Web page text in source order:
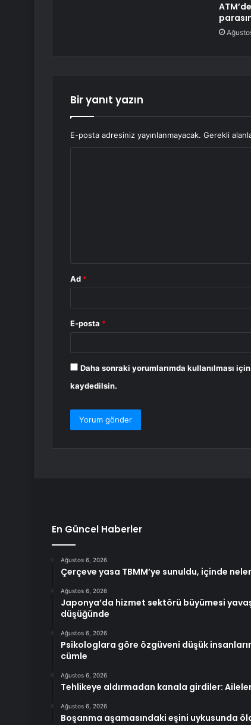
Bir yanıt yazın
E-posta adresiniz yayınlanmayacak. Gerekli
Ad *
E-posta *
Daha sonraki yorumlarımda kullanılması
kaydedilsin.
En Güncel Haberler
Ağustos 6, 2026
Çerçeve yasa TBMM’ye sunuldu, içinde
Ağustos 6, 2026
Japonya’da hizmet sektörü büyümesi
düşüğünde
Ağustos 6, 2026
Psikologlara göre özgüveni düşük
cümle
Ağustos 6, 2026
Tehlikeye aldırmadan kanala girdiler:
Ağustos 6, 2026
Boşanma aşamasındaki eşini uykusunda